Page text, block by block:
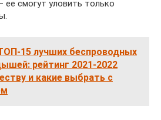
смогут уловить только
15 лучших беспроводных
рейтинг 2021-2022
и какие выбрать с